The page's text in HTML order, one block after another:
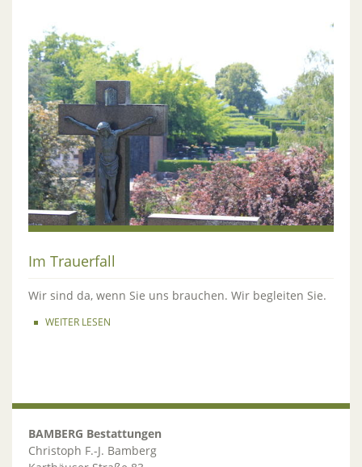
Im Trauerfall
Wir sind da, wenn Sie uns brauchen. Wir begleiten Sie.
WEITER LESEN
BAMBERG Bestattungen
Christoph F.-J. Bamberg